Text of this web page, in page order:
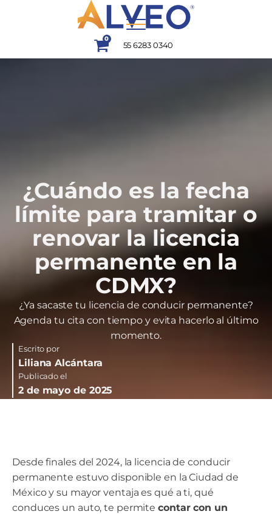
0
55 6283 0340
¿Cuándo es la fecha
límite para tramitar o
renovar la licencia
permanente en la
CDMX?
¿Ya sacaste tu licencia de conducir permanente?
Agenda tu cita con tiempo y evita hacerlo al último
momento.
Escrito por
Liliana Alcántara
Publicado el
2 de mayo de 2025
Desde finales del 2024, la licencia de conducir
permanente estuvo disponible en la Ciudad de
México y su mayor ventaja es qué a ti, qué
conduces un auto, te permitecontar con un